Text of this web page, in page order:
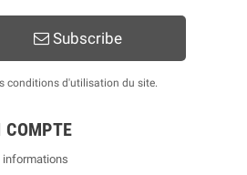
Subscribe
conditions d'utilisation du site.
COMPTE
informations